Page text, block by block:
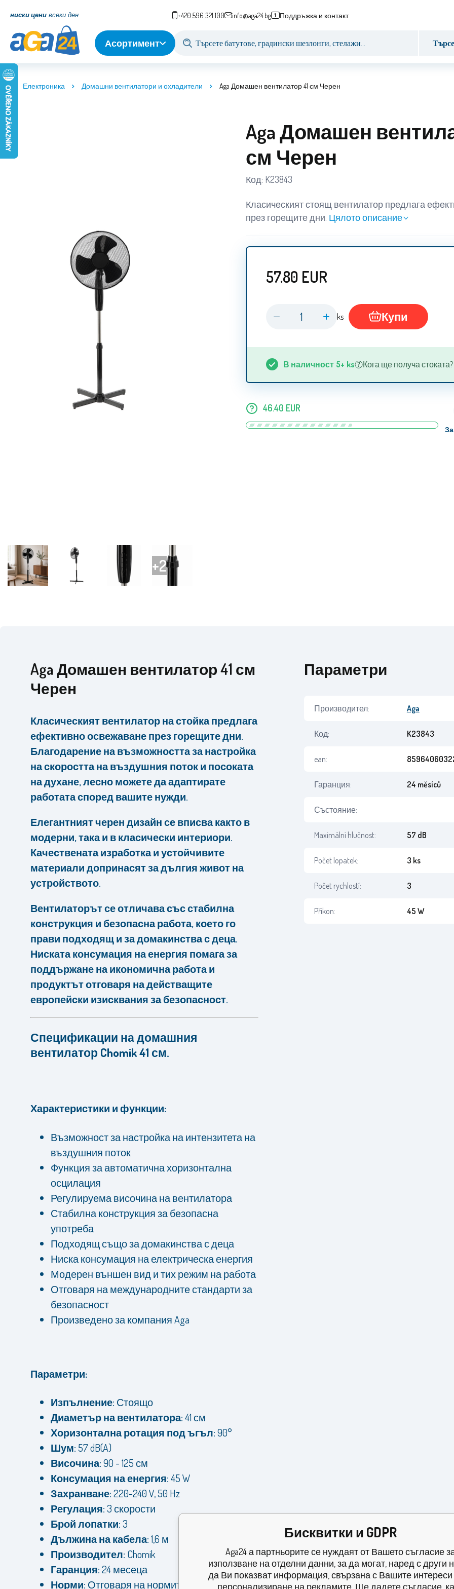
ниски цени всеки ден +420 596 321 100 info@aga24.bg Поддръжка и контакт
Асортимент
Електроника Домашни вентилатори и охладители Aga Домашен вентилатор 41 см Черен
Aga Домашен
см Черен
Код: K23843
Класическият стоящ вентилатор предлага
през горещите дни. Цялото описание
57.80 EUR
ks Купи
В наличност 5+ ks Кога ще получа стоката?
46.40 EUR
Aga Домашен вентилатор 41 см
Черен
Класическият вентилатор на стойка предлага
ефективно освежаване през горещите дни.
Благодарение на възможността за настройка
на скоростта на въздушния поток и посоката
на духане, лесно можете да адаптирате
работата според вашите нужди.
Елегантният черен дизайн се вписва както в
модерни, така и в класически интериори.
Качествената изработка и устойчивите
материали допринасят за дългия живот на
устройството.
Вентилаторът се отличава със стабилна
конструкция и безопасна работа, което го
прави подходящ и за домакинства с деца.
Ниската консумация на енергия помага за
поддържане на икономична работа и
продуктът отговаря на действащите
европейски изисквания за безопасност.
Спецификации на домашния
вентилатор Chomik 41 см.
Характеристики и функции:
Възможност за настройка на интензитета на
въздушния поток
Функция за автоматична хоризонтална
осцилация
Регулируема височина на вентилатора
Стабилна конструкция за безопасна
употреба
Подходящ също за домакинства с деца
Ниска консумация на електрическа енергия
Модерен външен вид и тих режим на работа
Отговаря на международните стандарти за
безопасност
Произведено за компания Aga
Параметри:
Изпълнение: Стоящо
Диаметър на вентилатора:41 см
Хоризонтална ротация под ъгъл:90°
Шум:57 dB(A)
Височина:90 - 125 см
Консумация на енергия:45 W
Захранване:220-240 V, 50 Hz
Регулация:3 скорости
Брой лопатки:3
Дължина на кабела:1,6 м
Производител: Chomik
Гаранция:24 месеца
Норми: Отговаря на нормите на ЕС
Параметри
Производител: Aga
Код: K23843
ean:
Гаранция: 24 měsíců
Състояние:
Maximální hlučnost: 57 dB
Počet lopatek: 3 ks
Počet rychlostí: 3
Příkon: 45 W
Бисквитки и GDPR
Aga24 а партньорите се нуждаят от Вашето съгласие
използване на отделни данни, за да могат, наред с други
да Ви показват информация, свързана с Вашите интереси
персонализиране на рекламите. Ще дадете съгласие,